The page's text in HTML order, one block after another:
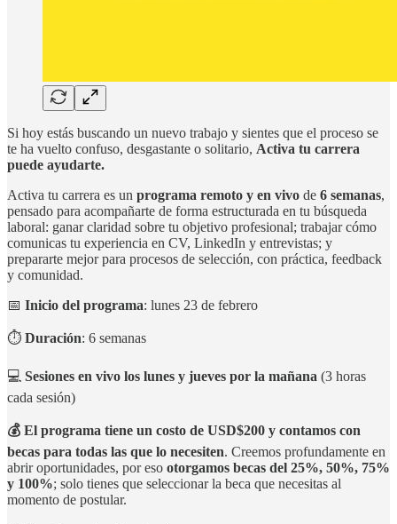
Si hoy estás buscando un nuevo trabajo y sientes que el proceso se
te ha vuelto confuso, desgastante o solitario, Activa tu carrera
puede ayudarte.
Activa tu carrera es un programa remoto y en vivo de 6 semanas,
pensado para acompañarte de forma estructurada en tu búsqueda
laboral: ganar claridad sobre tu objetivo profesional; trabajar cómo
comunicas tu experiencia en CV, LinkedIn y entrevistas; y
prepararte mejor para procesos de selección, con práctica, feedback
y comunidad.
📅 Inicio del programa: lunes 23 de febrero
⏱️ Duración: 6 semanas
💻 Sesiones en vivo los lunes y jueves por la mañana (3 horas
cada sesión)
💰 El programa tiene un costo de USD$200 y contamos con
becas para todas las que lo necesiten. Creemos profundamente en
abrir oportunidades, por eso otorgamos becas del 25%, 50%, 75%
y 100%; solo tienes que seleccionar la beca que necesitas al
momento de postular.